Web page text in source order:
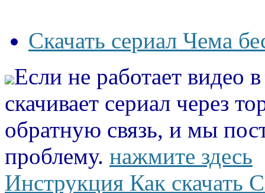
Скачать сериал Чема
Если не работает видео
скачивает сериал через
обратную связь, и мы
проблему. нажмите здесь
Инструкция Как скачать